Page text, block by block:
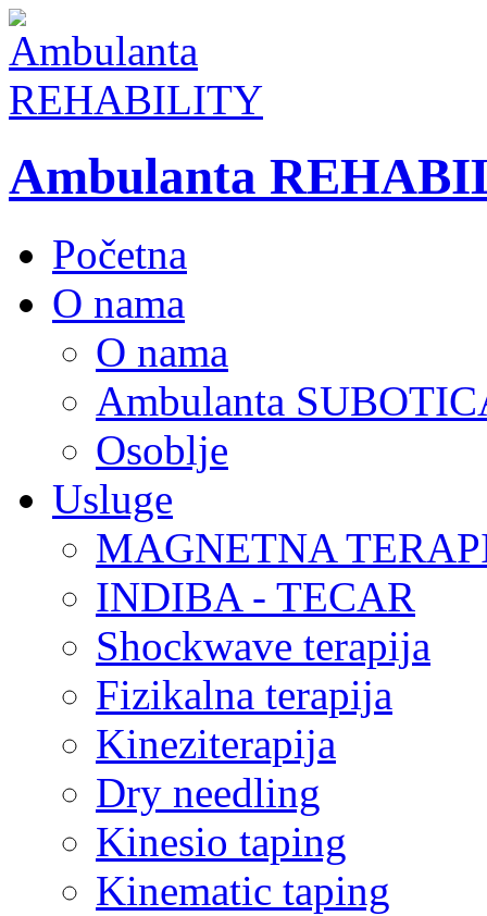
Ambulanta
Početna
O nama
O nama
Ambulanta
Osoblje
Usluge
MAGNETNA
INDIBA - TECAR
Shockwave terapija
Fizikalna terapija
Kineziterapija
Dry needling
Kinesio taping
Kinematic taping